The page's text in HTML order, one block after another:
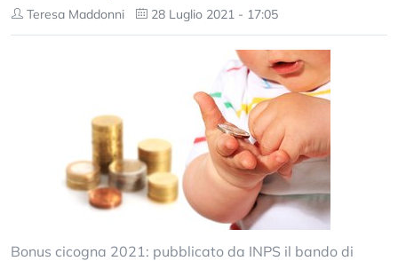
Teresa Maddonni 28 Luglio 2021 - 17:05
Bonus cicogna 2021: pubblicato da INPS il bando di